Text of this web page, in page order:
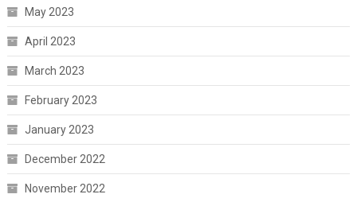
May 2023
April 2023
March 2023
February 2023
January 2023
December 2022
November 2022